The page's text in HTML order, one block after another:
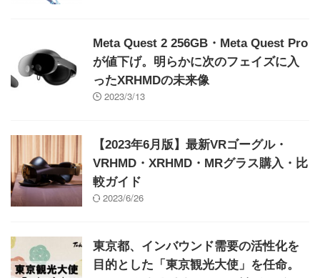
Meta Quest 2 256GB・Meta Quest Pro
が値下げ。明らかに次のフェイズに入
ったXRHMDの未来像
2023/3/13
【2023年6月版】最新VRゴーグル・
VRHMD・XRHMD・MRグラス購入・比
較ガイド
2023/6/26
東京都、インバウンド需要の活性化を
目的とした「東京観光大使」を任命。